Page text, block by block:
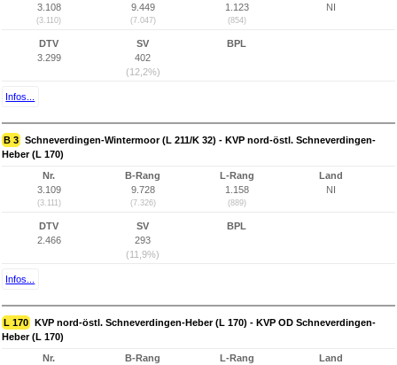
3.108
(3.110)
9.449
(7.047)
1.123
(854)
NI
DTV
3.299
SV
402
(12,2%)
BPL
Infos...
B 3 Schneverdingen-Wintermoor (L 211/K 32) - KVP nord-östl. Schneverdingen-
Heber (L 170)
Nr.
3.109
(3.111)
B-Rang
9.728
(7.326)
L-Rang
1.158
(889)
Land
NI
DTV
2.466
SV
293
(11,9%)
BPL
Infos...
L 170 KVP nord-östl. Schneverdingen-Heber (L 170) - KVP OD Schneverdingen-
Heber (L 170)
Nr.
B-Rang
L-Rang
Land